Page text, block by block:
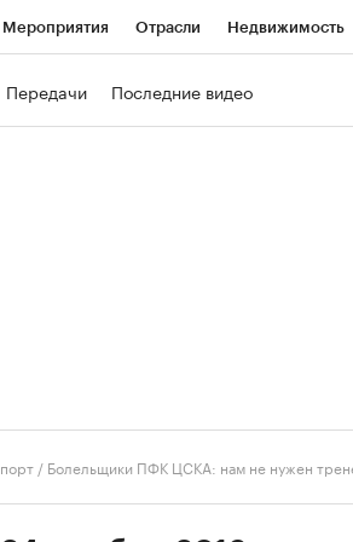
Мероприятия Отрасли Недвижимость
Передачи Последние видео
/ Болельщики ПФК ЦСКА: нам не нужен